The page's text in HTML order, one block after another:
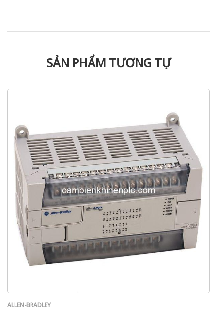
SẢN PHẨM TƯƠNG TỰ
ALLEN-BRADLEY